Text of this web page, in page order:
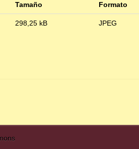
Tamaño Formato
298,25 kB JPEG